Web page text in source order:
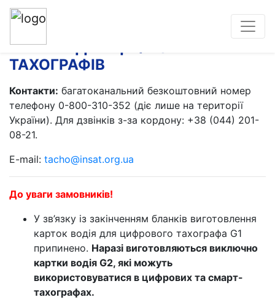
КАРТКИ ДЛЯ ЦИФРОВИХ
ТАХОГРАФІВ
Контакти: багатоканальний безкоштовний номер
телефону 0-800-310-352 (діє лише на території
України). Для дзвінків з-за кордону: +38 (044) 201-
08-21.
E-mail: tacho@insat.org.ua
До уваги замовників!
У зв’язку із закінченням бланків виготовлення
карток водія для цифрового тахографа G1
припинено. Наразі виготовляються виключно
картки водія G2, які можуть
використовуватися в цифрових та смарт-
тахографах.